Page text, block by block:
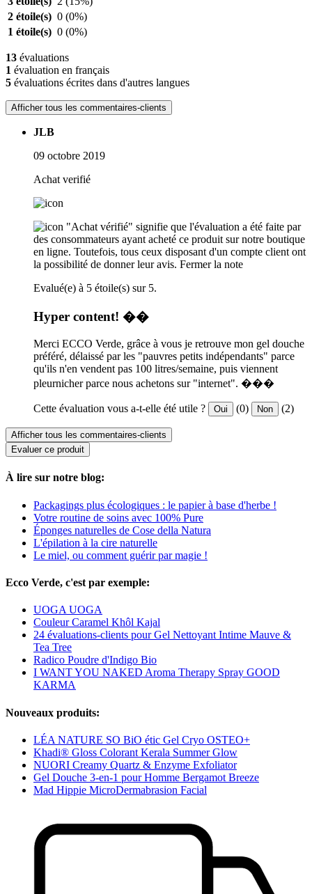
2 étoile(s) 0 (0%)
1 étoile(s) 0 (0%)
13 évaluations
1 évaluation en français
5 évaluations écrites dans d'autres langues
Afficher tous les commentaires-clients
JLB
09 octobre 2019
Achat verifié
"Achat vérifié" signifie que l'évaluation a été faite par
des consommateurs ayant acheté ce produit sur notre boutique
en ligne. Toutefois, tous ceux disposant d'un compte client ont
la possibilité de donner leur avis. Fermer la note
Evalué(e) à 5 étoile(s) sur 5.
Hyper content! ��
Merci ECCO Verde, grâce à vous je retrouve mon gel douche
préféré, délaissé par les "pauvres petits indépendants" parce
qu'ils n'en vendent pas 100 litres/semaine, puis viennent
pleurnicher parce nous achetons sur "internet". ���
Cette évaluation vous a-t-elle été utile ? Oui (0) Non (2)
Afficher tous les commentaires-clients
Evaluer ce produit
À lire sur notre blog:
Packagings plus écologiques : le papier à base d'herbe !
Votre routine de soins avec 100% Pure
Éponges naturelles de Cose della Natura
L'épilation à la cire naturelle
Le miel, ou comment guérir par magie !
Ecco Verde, c'est par exemple:
UOGA UOGA
Couleur Caramel Khôl Kajal
24 évaluations-clients pour Gel Nettoyant Intime Mauve &
Tea Tree
Radico Poudre d'Indigo Bio
I WANT YOU NAKED Aroma Therapy Spray GOOD
KARMA
Nouveaux produits:
LÉA NATURE SO BiO étic Gel Cryo OSTEO+
Khadi® Gloss Colorant Kerala Summer Glow
NUORI Creamy Quartz & Enzyme Exfoliator
Gel Douche 3-en-1 pour Homme Bergamot Breeze
Mad Hippie MicroDermabrasion Facial